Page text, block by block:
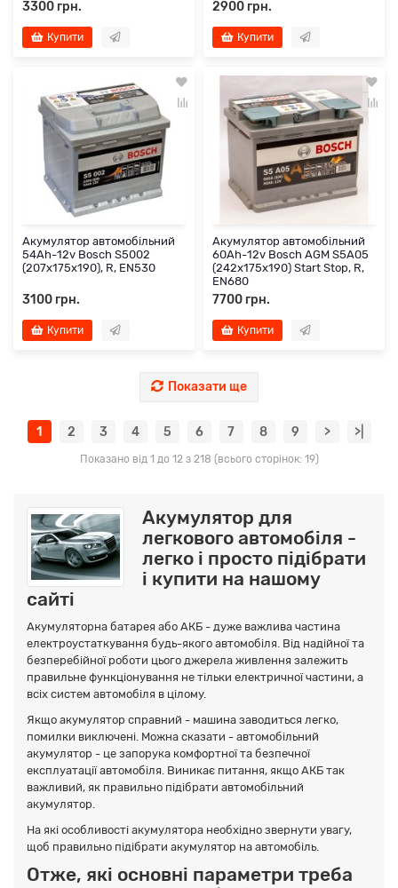
3300 грн.
Купити
2900 грн.
Купити
Акумулятор автомобільний
54Ah-12v Bosch S5002
(207х175х190), R, EN530
3100 грн.
Купити
Акумулятор автомобільний
60Ah-12v Bosch AGM S5A05
(242х175х190) Start Stop, R,
EN680
7700 грн.
Купити
Показати ще
1 2 3 4 5 6 7 8 9 > >|
Показано від 1 до 12 з 218 (всього сторінок: 19)
Акумулятор для
легкового автомобіля -
легко і просто підібрати
і купити на нашому
сайті
Акумуляторна батарея або АКБ - дуже важлива частина
електроустаткування будь-якого автомобіля. Від надійної та
безперебійної роботи цього джерела живлення залежить
правильне функціонування не тільки електричної частини, а
всіх систем автомобіля в цілому.
Якщо акумулятор справний - машина заводиться легко,
помилки виключені. Можна сказати - автомобільний
акумулятор - це запорука комфортної та безпечної
експлуатації автомобіля. Виникає питання, якщо АКБ так
важливий, як правильно підібрати автомобільний
акумулятор.
На які особливості акумулятора необхідно звернути увагу,
щоб правильно підібрати акумулятор на автомобіль.
Отже, які основні параметри треба